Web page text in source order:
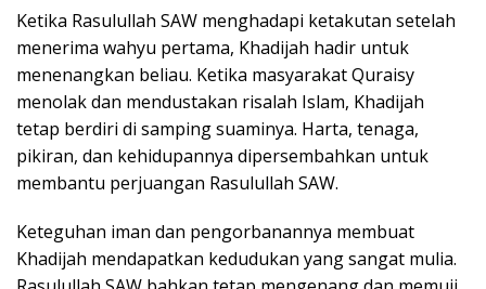
Ketika Rasulullah SAW menghadapi ketakutan setelah
menerima wahyu pertama, Khadijah hadir untuk
menenangkan beliau. Ketika masyarakat Quraisy
menolak dan mendustakan risalah Islam, Khadijah
tetap berdiri di samping suaminya. Harta, tenaga,
pikiran, dan kehidupannya dipersembahkan untuk
membantu perjuangan Rasulullah SAW.
Keteguhan iman dan pengorbanannya membuat
Khadijah mendapatkan kedudukan yang sangat mulia.